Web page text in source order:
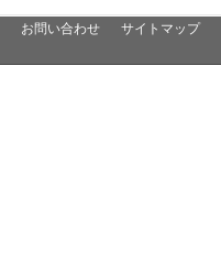
お問い合わせ サイトマップ